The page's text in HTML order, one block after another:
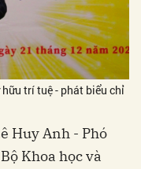
hữu trí tuệ - phát biểu chỉ
Huy Anh - Phó
Khoa học và